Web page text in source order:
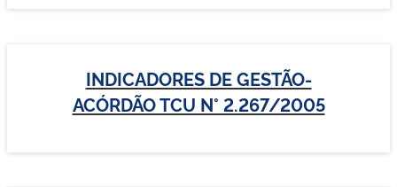
INDICADORES DE GESTÃO-
ACÓRDÃO TCU N° 2.267/2005